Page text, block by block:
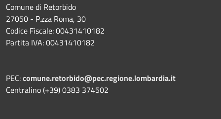
Comune di Retorbido
27050 - P.zza Roma, 30
Codice Fiscale: 00431410182
Partita IVA: 00431410182
PEC:comune.retorbido@pec.regione.lombardia.it
Centralino (+39) 0383 374502